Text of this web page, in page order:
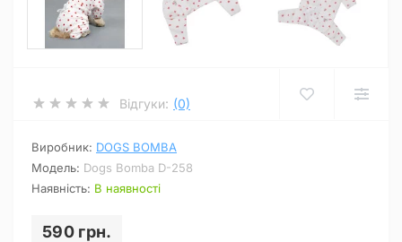
Відгуки: (0)
Виробник: DOGS BOMBA
Модель: Dogs Bomba D-258
Наявність: В наявності
590 грн.